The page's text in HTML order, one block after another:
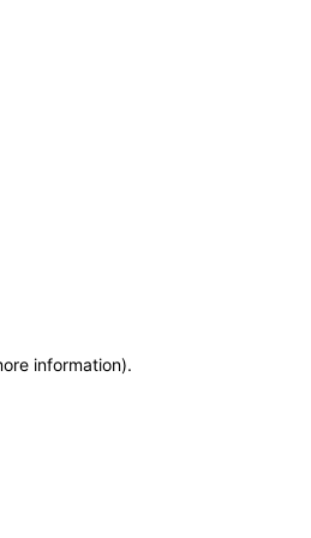
information).